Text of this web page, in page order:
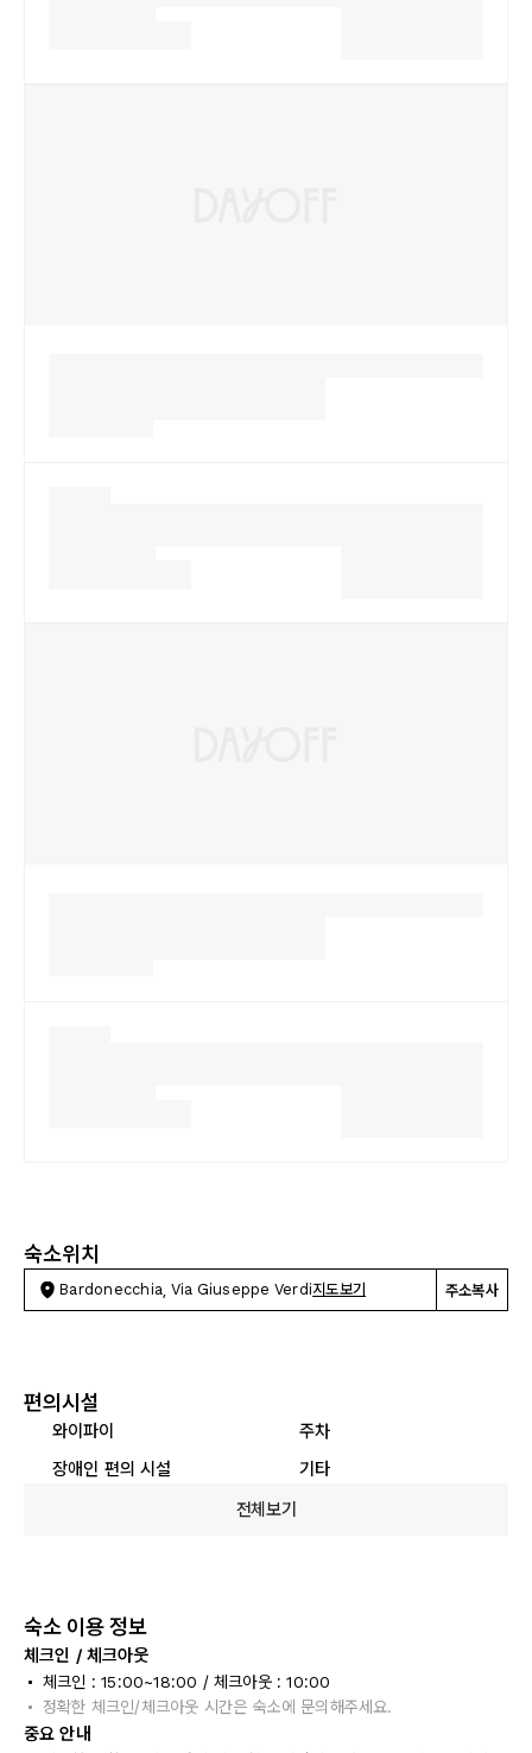
숙소위치
Bardonecchia, Via Giuseppe Verdi지도보기 주소복사
편의시설
와이파이
주차
장애인 편의 시설
기타
전체보기
숙소 이용 정보
체크인 / 체크아웃
체크인 : 15:00~18:00 / 체크아웃 : 10:00
정확한 체크인/체크아웃 시간은 숙소에 문의해주세요.
중요 안내